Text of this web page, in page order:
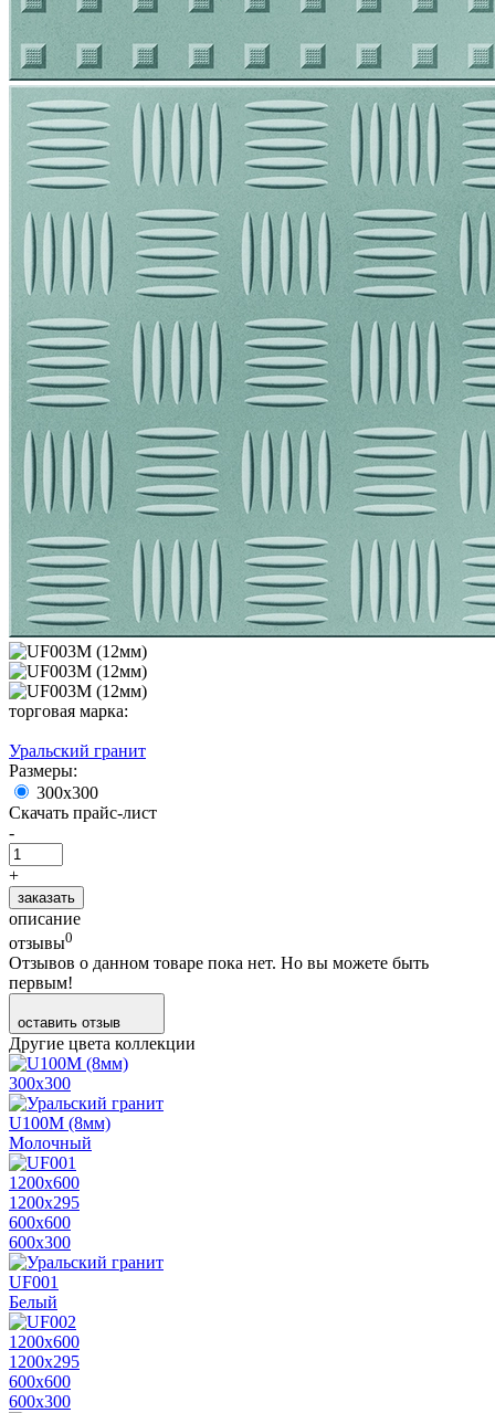
торговая марка:
Уральский гранит
Размеры:
300х300
Скачать прайс-лист
-
+
заказать
описание
отзывы0
Отзывов о данном товаре пока нет. Но вы можете быть
первым!
оставить отзыв
Другие цвета коллекции
300х300
U100M (8мм)
Молочный
1200х600
1200х295
600х600
600х300
UF001
Белый
1200х600
1200х295
600х600
600х300